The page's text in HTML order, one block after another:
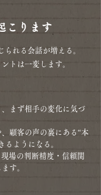
こります
れる会話が増える。
トは一変します。
まず相手の変化に気づ
顧客の声の裏にある“本
るようになる。
場の判断精度・信頼関
す。